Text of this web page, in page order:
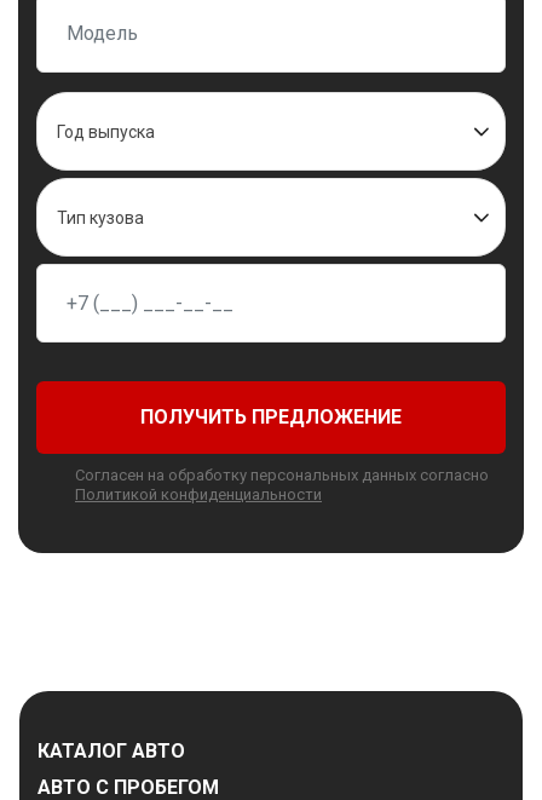
Год выпуска
Тип кузова
ПОЛУЧИТЬ ПРЕДЛОЖЕНИЕ
Согласен на обработку персональных данных согласно
Политикой конфиденциальности
КАТАЛОГ АВТО
АВТО С ПРОБЕГОМ